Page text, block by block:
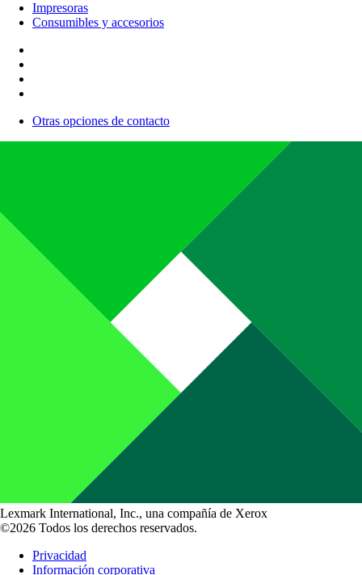
Impresoras
Consumibles y accesorios
Otras opciones de contacto
Lexmark International, Inc., una compañía de Xerox
©2026 Todos los derechos reservados.
Privacidad
Información corporativa